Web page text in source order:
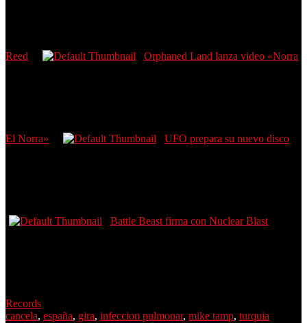
Reed Orphaned Land lanza video «Norra
El Norra» UFO prepara su nuevo disco
Battle Beast firma con Nuclear Blast
Records
cancela, españa, gira, infeccion pulmonar, mike tamp, turquia